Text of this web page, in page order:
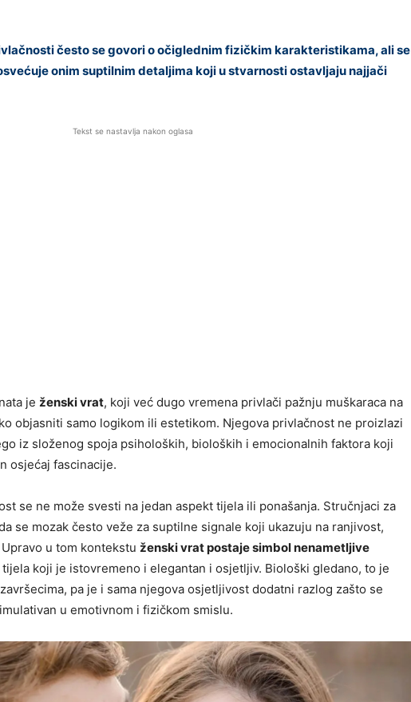
često se govori o očiglednim fizičkim karakteristikama, ali se
onim suptilnim detaljima koji u stvarnosti ostavljaju najjači
Tekst se nastavlja nakon oglasa
je ženski vrat, koji već dugo vremena privlači pažnju muškaraca na
objasniti samo logikom ili estetikom. Njegova privlačnost ne proizlazi
iz složenog spoja psiholoških, bioloških i emocionalnih faktora koji
osjećaj fascinacije.
se ne može svesti na jedan aspekt tijela ili ponašanja. Stručnjaci za
se mozak često veže za suptilne signale koji ukazuju na ranjivost,
u tom kontekstu ženski vrat postaje simbol nenametljive
koji je istovremeno i elegantan i osjetljiv. Biološki gledano, to je
pa je i sama njegova osjetljivost dodatni razlog zašto se
u emotivnom i fizičkom smislu.